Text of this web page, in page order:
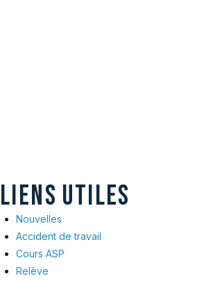
LIENS UTILES
Nouvelles
Accident de travail
Cours ASP
Relève